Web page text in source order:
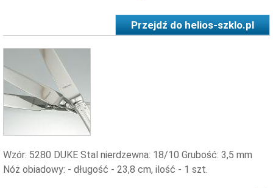
Przejdź dohelios-szklo.pl
Wzór: 5280 DUKE Stal nierdzewna: 18/10 Grubość: 3,5 mm
Nóż obiadowy: - długość - 23,8 cm, ilość - 1 szt.